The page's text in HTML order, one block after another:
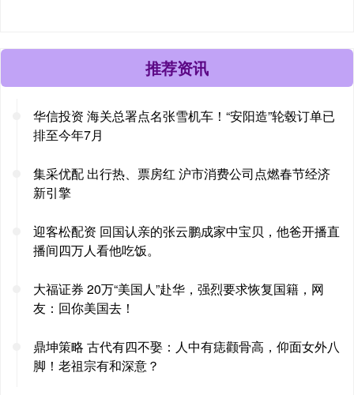
推荐资讯
华信投资 海关总署点名张雪机车！“安阳造”轮毂订单已
排至今年7月
集采优配 出行热、票房红 沪市消费公司点燃春节经济
新引擎
迎客松配资 回国认亲的张云鹏成家中宝贝，他爸开播直
播间四万人看他吃饭。
大福证券 20万“美国人”赴华，强烈要求恢复国籍，网
友：回你美国去！
鼎坤策略 古代有四不娶：人中有痣颧骨高，仰面女外八
脚！老祖宗有和深意？